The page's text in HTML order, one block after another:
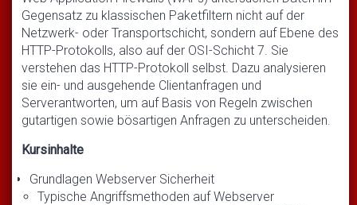
Gegensatz zu klassischen Paketfiltern nicht auf der
Netzwerk- oder Transportschicht, sondern auf Ebene des
HTTP-Protokolls, also auf der OSI-Schicht 7. Sie
verstehen das HTTP-Protokoll selbst. Dazu analysieren
sie ein- und ausgehende Clientanfragen und
Serverantworten, um auf Basis von Regeln zwischen
gutartigen sowie bösartigen Anfragen zu unterscheiden.
Kursinhalte
Grundlagen Webserver Sicherheit
Typische Angriffsmethoden auf Webserver